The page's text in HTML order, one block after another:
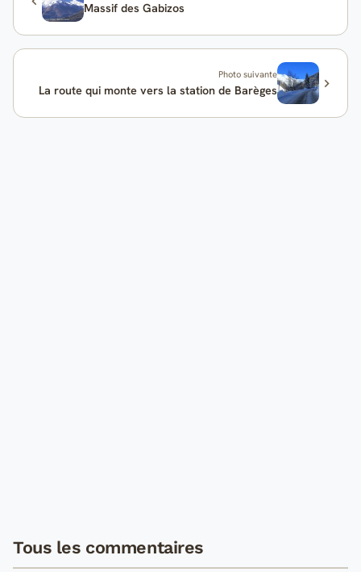
Massif des Gabizos
Photo suivante
La route qui monte vers la station de Barèges
Tous les commentaires